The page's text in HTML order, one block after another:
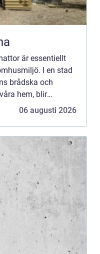
är essentiellt
I en stad
brådska och
hem, blir
06 augusti 2026